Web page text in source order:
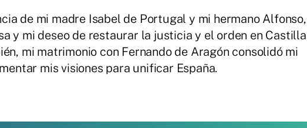
de mi madre Isabel de Portugal y mi hermano Alfonso,
y mi deseo de restaurar la justicia y el orden en
mi matrimonio con Fernando de Aragón consolidó mi
mis visiones para unificar España.